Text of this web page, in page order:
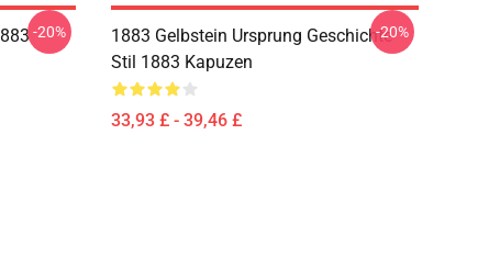
-20%
1883 Gelbstein Ursprung Geschichte
Stil 1883 Kapuzen
33,93 £ - 39,46 £
-20%